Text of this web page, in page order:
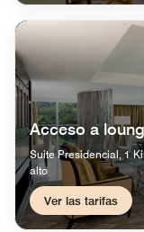
Acceso a
Suite Presidencial, 1
alto
Ver las tarifas